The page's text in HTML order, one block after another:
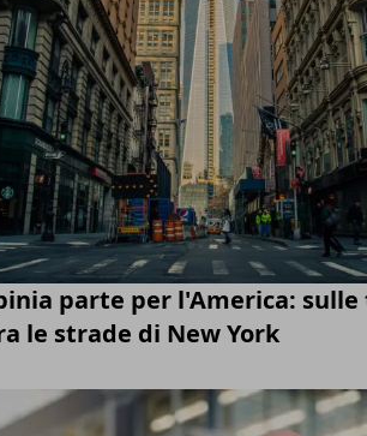
parte per l'America: sulle
le strade di New York